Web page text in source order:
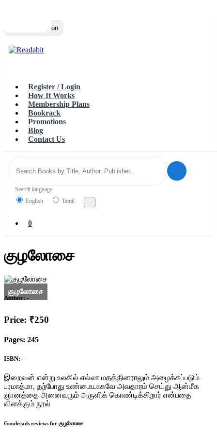
Toggle navigation
Register / Login
How It Works
Membership Plans
Bookrack
Promotions
Blog
Contact Us
Search language
English
Tamil
0
குழலோசை
Author: -
Price: ₹250
Pages: 245
ISBN: -
இறைவன் என்று உலகில் எல்லா மதத்தினராலும் அழைக்கப்படும்
பரமாத்மா, தற்போது உண்மையாகவே அவதாரம் செய்து ஆன்மீக
ஞானத்தை அனைவரும் அருளிக் கொண்டிக்கிறார் என்பதை
விளக்கும் நூல்
Goodreads reviews for குழலோசை